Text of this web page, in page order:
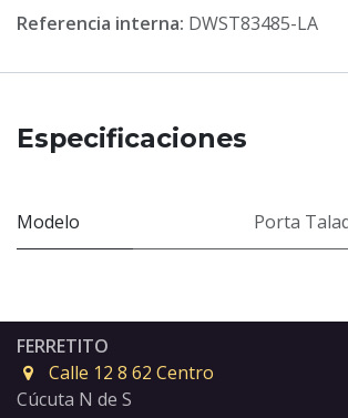
Referencia interna: DWST83485-LA
Especificaciones
Modelo Porta
FERRETITO
Calle 12 8 62 Centro
Cúcuta N de S